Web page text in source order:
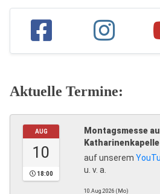
Aktuelle Termine:
AUG
10
18:00
Montagsmesse
Katharinenkapelle
auf unserem
u. v. a.
10.Aug.2026 (Mo)